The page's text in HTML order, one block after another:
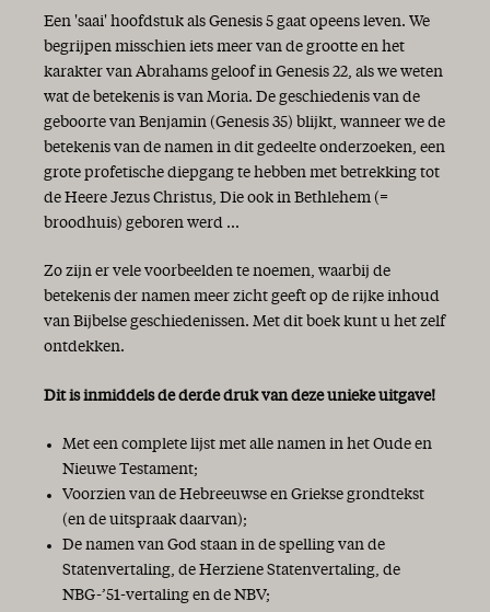
Een 'saai' hoofdstuk als Genesis 5 gaat opeens leven. We
begrijpen misschien iets meer van de grootte en het
karakter van Abrahams geloof in Genesis 22, als we weten
wat de betekenis is van Moria. De geschiedenis van de
geboorte van Benjamin (Genesis 35) blijkt, wanneer we de
betekenis van de namen in dit gedeelte onderzoeken, een
grote profetische diepgang te hebben met betrekking tot
de Heere Jezus Christus, Die ook in Bethlehem (=
broodhuis) geboren werd ...
Zo zijn er vele voorbeelden te noemen, waarbij de
betekenis der namen meer zicht geeft op de rijke inhoud
van Bijbelse geschiedenissen. Met dit boek kunt u het zelf
ontdekken.
Dit is inmiddels de derde druk van deze unieke uitgave!
Met een complete lijst met alle namen in het Oude en
Nieuwe Testament;
Voorzien van de Hebreeuwse en Griekse grondtekst
(en de uitspraak daarvan);
De namen van God staan in de spelling van de
Statenvertaling, de Herziene Statenvertaling, de
NBG-’51-vertaling en de NBV;